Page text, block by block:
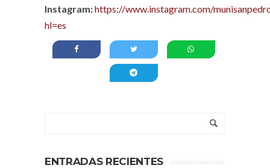
Instagram:https://www.instagram.com/
hl=es
ENTRADAS RECIENTES